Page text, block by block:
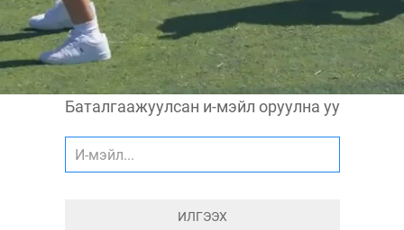
Баталгаажуулсан и-мэйл оруулна уу
ИЛГЭЭХ